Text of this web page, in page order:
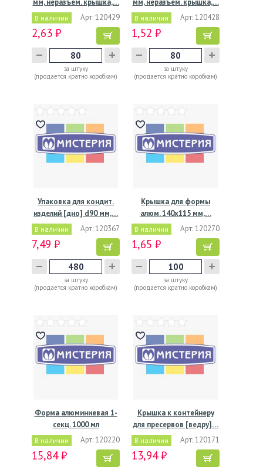
мм, неразъем. крышка,…
В наличии Арт: 120429
2,63 ₽
за штуку
(продается кратно коробкам)
мм, неразъем. крышка,…
В наличии Арт: 120428
1,52 ₽
за штуку
(продается кратно коробкам)
Упаковка для кондит.
изделий [дно] d90 мм,…
В наличии Арт: 120367
7,49 ₽
за штуку
(продается кратно коробкам)
Крышка для формы
алюм. 140х115 мм,…
В наличии Арт: 120270
1,65 ₽
за штуку
(продается кратно коробкам)
Форма алюминиевая 1-
секц. 1000 мл
230х180х43…
В наличии Арт: 120220
15,84 ₽
Крышка к контейнеру
для пресервов [ведру]…
В наличии Арт: 120171
13,94 ₽